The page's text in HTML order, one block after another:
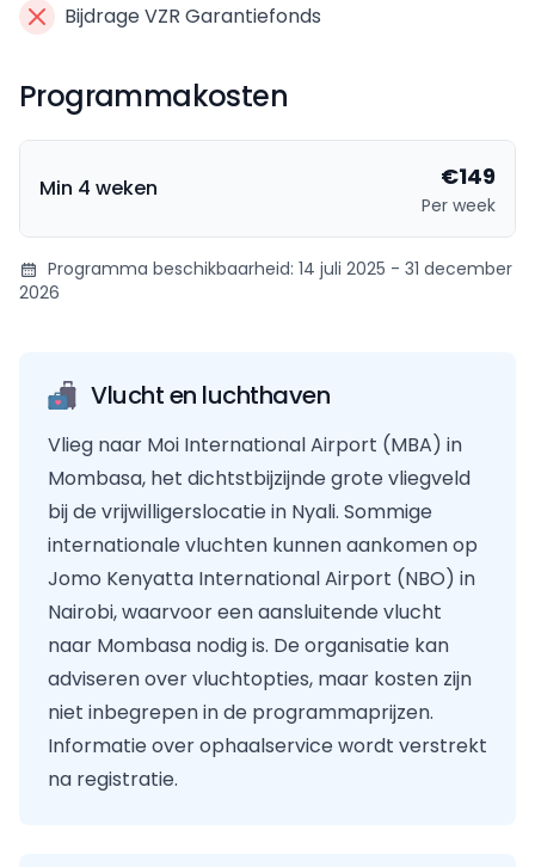
Bijdrage VZR Garantiefonds
Programmakosten
Min 4 weken €149
Per week
Programma beschikbaarheid: 14 juli 2025 - 31 december
2026
Vlucht en luchthaven
Vlieg naar Moi International Airport (MBA) in
Mombasa, het dichtstbijzijnde grote vliegveld
bij de vrijwilligerslocatie in Nyali. Sommige
internationale vluchten kunnen aankomen op
Jomo Kenyatta International Airport (NBO) in
Nairobi, waarvoor een aansluitende vlucht
naar Mombasa nodig is. De organisatie kan
adviseren over vluchtopties, maar kosten zijn
niet inbegrepen in de programmaprijzen.
Informatie over ophaalservice wordt verstrekt
na registratie.